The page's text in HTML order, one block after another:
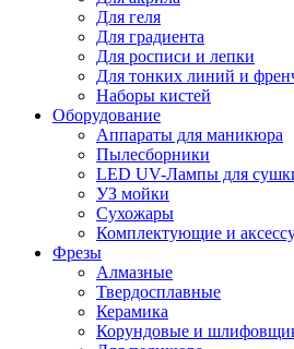
Для геля
Для градиента
Для росписи и лепки
Для тонких линий и
Наборы кистей
Оборудование
Аппараты для маникюра
Пылесборники
LED UV-Лампы для
УЗ мойки
Сухожары
Комплектующие и
Фрезы
Алмазные
Твердосплавные
Керамика
Корундовые и